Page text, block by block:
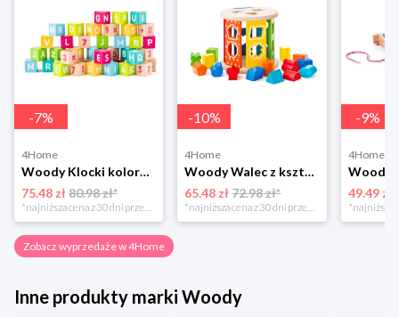
-7%
4Home
Woody Klocki kolorowe z literkami i cyferkami, 40 szt.
75.48 zł80.98 zł*
*najniższa cena z 30 dni przed obniżką
-10%
4Home
Woody Walec z kształtami
65.48 zł 72.98 zł*
*najniższa cena z 30 dni przed obniżką
-9%
4Home
49.49 zł
Zobacz wyprzedaże w 4Home
Inne produkty marki Woody